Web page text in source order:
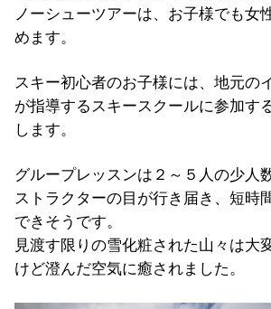
ノーシューツアーは、お子様でも女
めます。
スキー初心者のお子様には、地元の
が指導するスキースクールに参加す
します。
グループレッスンは２～５人の少人
ストラクターの目が行き届き、短時
できそうです。
見渡す限りの雪化粧された山々は大
けど澄んだ空気に癒されました。